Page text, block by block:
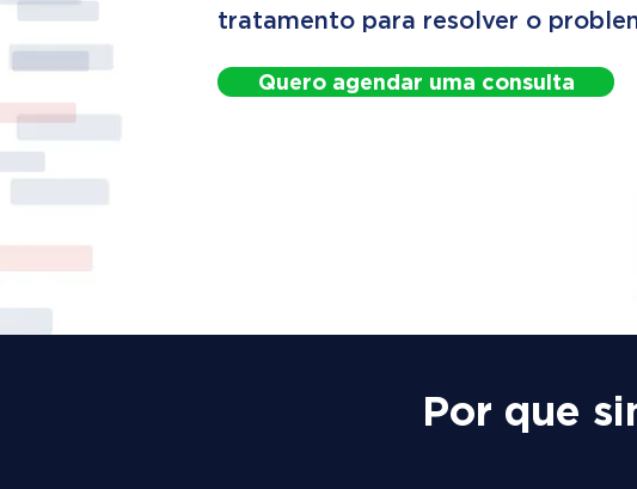
tratamento para resolver o
Quero agendar uma consulta
Por que